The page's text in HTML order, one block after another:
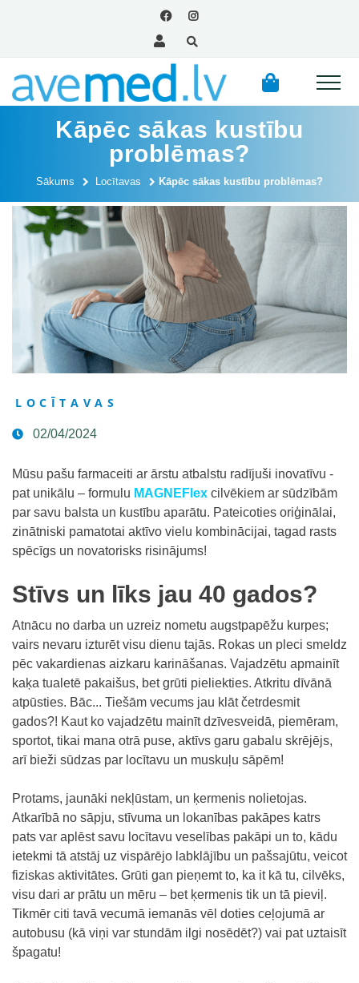
Kāpēc sākas kustību
problēmas?
Sākums Locītavas Kāpēc sākas kustību problēmas?
LOCĪTAVAS
02/04/2024
Mūsu pašu farmaceiti ar ārstu atbalstu radījuši inovatīvu -
pat unikālu – formulu MAGNEFlex cilvēkiem ar sūdzībām
par savu balsta un kustību aparātu. Pateicoties oriģinālai,
zinātniski pamatotai aktīvo vielu kombinācijai, tagad rasts
spēcīgs un novatorisks risinājums!
Stīvs un līks jau 40 gados?
Atnācu no darba un uzreiz nometu augstpapēžu kurpes;
vairs nevaru izturēt visu dienu tajās. Rokas un pleci smeldz
pēc vakardienas aizkaru karināšanas. Vajadzētu apmainīt
kaķa tualetē pakaišus, bet grūti pieliekties. Atkritu dīvānā
atpūsties. Bāc... Tiešām vecums jau klāt četrdesmit
gados?! Kaut ko vajadzētu mainīt dzīvesveidā, piemēram,
sportot, tikai mana otrā puse, aktīvs garu gabalu skrējējs,
arī bieži sūdzas par locītavu un muskuļu sāpēm!
Protams, jaunāki nekļūstam, un ķermenis nolietojas.
Atkarībā no sāpju, stīvuma un lokanības pakāpes katrs
pats var aplēst savu locītavu veselības pakāpi un to, kādu
ietekmi tā atstāj uz vispārējo labklājību un pašsajūtu, veicot
fiziskas aktivitātes. Grūti gan pieņemt to, ka it kā tu, cilvēks,
visu dari ar prātu un mēru – bet ķermenis tik un tā pieviļ.
Tikmēr citi tavā vecumā iemanās vēl doties ceļojumā ar
autobusu (kā viņi var stundām ilgi nosēdēt?) vai pat uztaisīt
špagatu!